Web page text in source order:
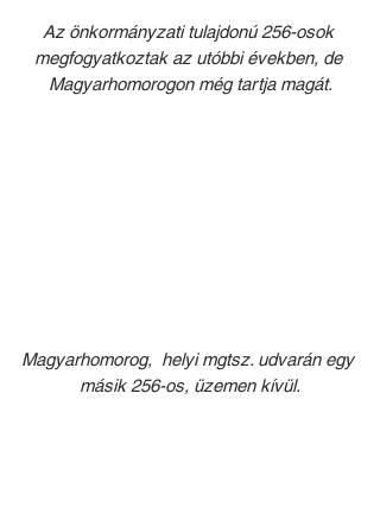
Az önkormányzati tulajdonú 256-osok
megfogyatkoztak az utóbbi években, de
Magyarhomorogon még tartja magát.
Magyarhomorog,  helyi mgtsz. udvarán egy
másik 256-os, üzemen kívül.